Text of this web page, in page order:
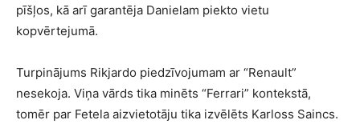
pīšļos, kā arī garantēja Danielam piekto vietu
kopvērtejumā.
Turpinājums Rikjardo piedzīvojumam ar “Renault”
nesekoja. Viņa vārds tika minēts “Ferrari” kontekstā,
tomēr par Fetela aizvietotāju tika izvēlēts Karloss Saincs.